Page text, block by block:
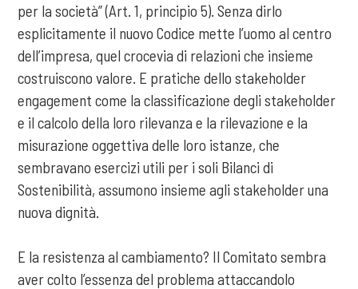
per la società” (Art. 1, principio 5). Senza dirlo
esplicitamente il nuovo Codice mette l’uomo al centro
dell’impresa, quel crocevia di relazioni che insieme
costruiscono valore. E pratiche dello stakeholder
engagement come la classificazione degli stakeholder
e il calcolo della loro rilevanza e la rilevazione e la
misurazione oggettiva delle loro istanze, che
sembravano esercizi utili per i soli Bilanci di
Sostenibilità, assumono insieme agli stakeholder una
nuova dignità.
E la resistenza al cambiamento? Il Comitato sembra
aver colto l’essenza del problema attaccandolo